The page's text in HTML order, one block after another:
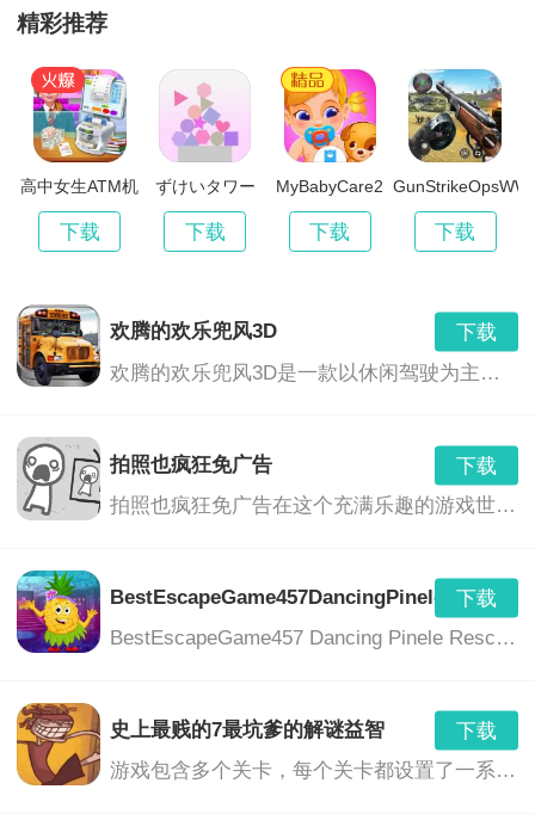
多样的武器和装备：游戏中有多种武器和装备可供玩家
选择，玩家可以根据战况选择合适的装备进行战斗。
丰富的任务和关卡：游戏中有多个不同的关卡和任务，
每个关卡都有不同的难度和挑战，让玩家在游戏中不断
好友组队战斗：游戏支持多人在线合作模式，玩家可以
邀请好友一起组队战斗，共同战胜强大的敌人。
更新日志：
备、简单的任务系统。
v1.0.1 - 修复了一些已知bug，优化了游戏性能。
v1.0.2 - 增加了新的武器和装备，优化了地图和任务系
统。
GUNSPIRITS
Guns of Boom
v4.9.3 92.00 MB
下载
GunsnGloryPremium
7.10.6.2 0.00 MB
下载
7.10.6.2
GunshipIIICombatFlightSimulatorUSNavy
7.10.6.2 0.00 MB
下载
GunsnGloryZombiesPremium
7.10.6.2 0.00 MB
下载
GunshipIIICombatFlightSimulator
GunShootingMission
7.10.6.2 0.00 MB
下载
精彩推荐
高中女生ATM机
下载
ずけいタワー
下载
MyBabyCare2
下载 下载
欢腾的欢乐兜风3D
下载
欢腾的欢乐兜风3D是一款以休闲驾驶为主题的游戏，玩家将在美丽的3D环境中驾驶各种车辆，享受驾驶的乐趣，同时与朋友们一起分享欢乐的时光。游戏提供了丰富的车辆选择、多样的场景和任务，让玩家沉浸在刺激、轻松和充满乐趣的游戏世界中。
拍照也疯狂免广告
下载
拍照也疯狂免广告在这个充满乐趣的游戏世界中，你将带领你的相机挑战各种奇特的谜题，利用各种道具，以完成挑战并解开更多的隐藏区域。这是一个真正疯狂的拍照冒险旅程，没有任何广告的打扰，只为你带来纯粹的游戏乐趣。
下载
BestEscapeGame457 Dancing Pinele Rescue Game是一款独具特色的休闲解谜冒险游戏。游戏中，玩家将扮演一位勇敢的冒险者，在神秘的森林中展开一场刺激的逃脱冒险。玩家需要运用智慧和勇气，解开各种谜题，拯救被困在跳舞松树中的朋友。
史上最贱的7最坑爹的解谜益智
下载
游戏包含多个关卡，每个关卡都设置了一系列谜题和挑战。玩家需要通过思考、观察、操作等方式，解开谜题，完成挑战。游戏中的谜题设计丰富多样，包括图形推理、文字游戏、物理难题等等，充分考验玩家的智慧和反应能力。